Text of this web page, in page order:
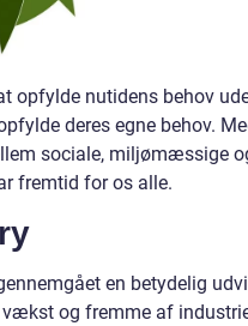
opfylde nutidens behov
deres egne behov.
sociale, miljømæssige
fremtid for os alle.
en betydelig
og fremme af